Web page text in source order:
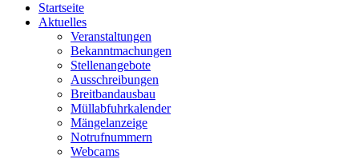
Startseite
Aktuelles
Veranstaltungen
Bekanntmachungen
Stellenangebote
Ausschreibungen
Breitbandausbau
Müllabfuhrkalender
Mängelanzeige
Notrufnummern
Webcams